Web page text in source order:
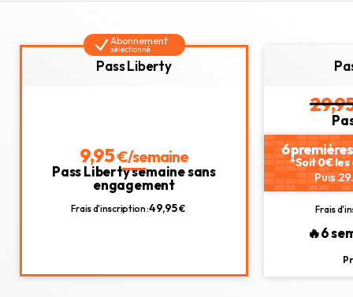
Abonnement
sélectionné
Pass Liberty
9,95€/semaine
Pass Liberty semaine sans
engagement
Frais d'inscription :49,95€
6
*Soit 0€ les
Puis
Frais
🔥6